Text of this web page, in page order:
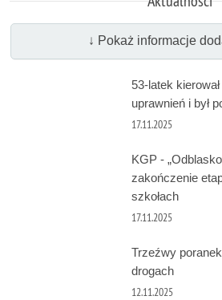
↓ Pokaż informacje
53-latek
uprawnień i był
17.11.2025
KGP -
zakończenie
szkołach
17.11.2025
Trzeźwy
drogach
12.11.2025